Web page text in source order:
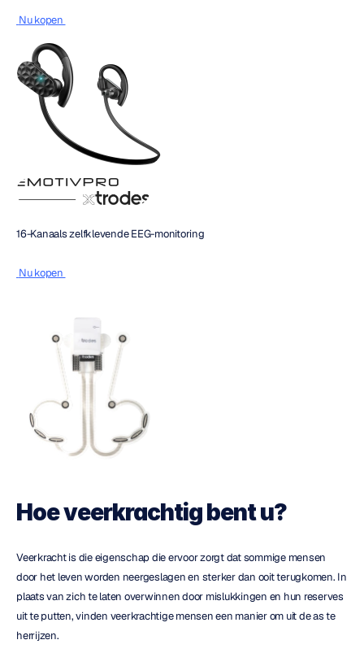
Nu kopen
16-Kanaals zelfklevende EEG-monitoring
Nu kopen
Hoe veerkrachtig bent u?
Veerkracht is die eigenschap die ervoor zorgt dat sommige mensen
door het leven worden neergeslagen en sterker dan ooit terugkomen. In
plaats van zich te laten overwinnen door mislukkingen en hun reserves
uit te putten, vinden veerkrachtige mensen een manier om uit de as te
herrijzen.